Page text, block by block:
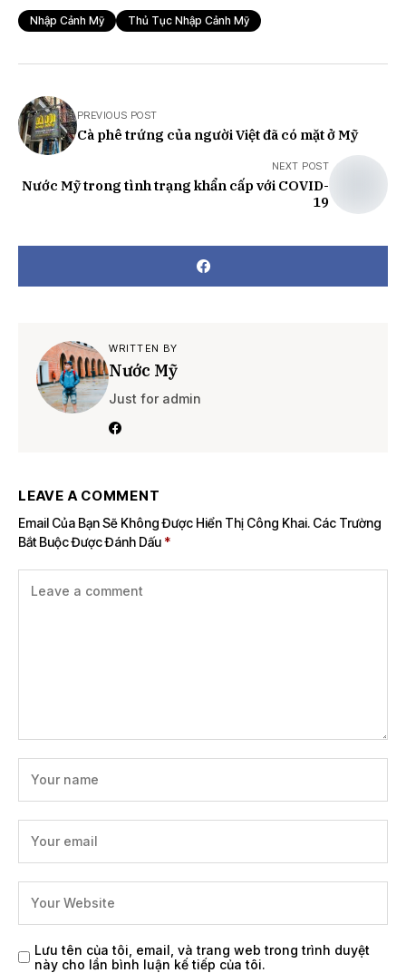
Nhập Cảnh Mỹ Thủ Tục Nhập Cảnh Mỹ
PREVIOUS POST
Cà phê trứng của người Việt đã có mặt ở Mỹ
NEXT POST
Nước Mỹ trong tình trạng khẩn cấp với COVID-
19
WRITTEN BY
Nước Mỹ
Just for admin
LEAVE A COMMENT
Email Của Bạn Sẽ Không Được Hiển Thị Công Khai. Các Trường
Bắt Buộc Được Đánh Dấu *
Lưu tên của tôi, email, và trang web trong trình duyệt
này cho lần bình luận kế tiếp của tôi.